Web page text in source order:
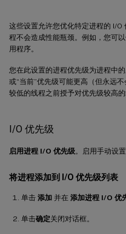
这些设置允许您优化特定进程的 I/
程不会造成性能瓶颈。例如，您可
用程序。
您在此设置的进程优先级为进程中
或“当前”优先级可能更高（但永远
较低的线程之前授予对优先级较高的
I/O 优先级
启用进程 I/O 优先级。启用手动设
将进程添加到 I/O 优先级列表
单击 添加 并在 添加进程 I/O 优
单击确定关闭对话框。